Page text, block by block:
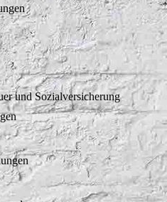
und Sozialversicherung